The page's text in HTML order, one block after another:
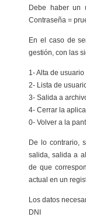
Debe haber un
Contraseña =
En el caso de
gestión, con las
1- Alta de usuario
2- Lista de
3- Salida a
4- Cerrar la
0- Volver a la
De lo contrario,
salida, salida a
de que
actual en un
Los datos
DNI